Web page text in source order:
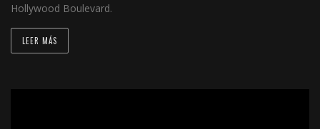
Hollywood Boulevard.
LEER MÁS